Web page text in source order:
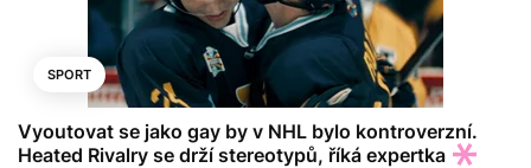
SPORT
Vyoutovat se jako gay by v NHL bylo kontroverzní.
Heated Rivalry se drží stereotypů, říká expertka